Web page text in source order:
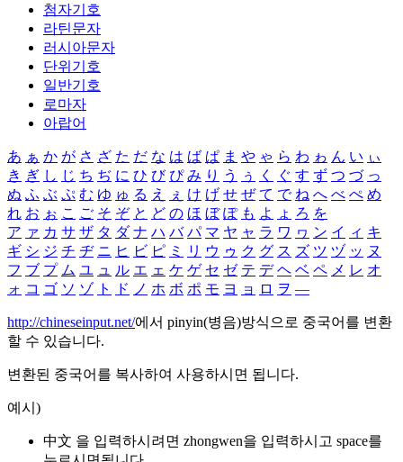
첨자기호
라틴문자
러시아문자
단위기호
일반기호
로마자
아랍어
あ ぁ か が さ ざ た だ な は ば ぱ ま や ゃ ら わ ゎ ん い ぃ
き ぎ し じ ち ぢ に ひ び ぴ み り う ぅ く ぐ す ず つ づ っ
ぬ ふ ぶ ぷ む ゆ ゅ る え ぇ け げ せ ぜ て で ね へ べ ぺ め
れ お ぉ こ ご そ ぞ と ど の ほ ぼ ぽ も よ ょ ろ を
ア ァ カ サ ザ タ ダ ナ ハ バ パ マ ヤ ャ ラ ワ ヮ ン イ ィ キ
ギ シ ジ チ ヂ ニ ヒ ビ ピ ミ リ ウ ゥ ク グ ス ズ ツ ヅ ッ ヌ
フ ブ プ ム ユ ュ ル エ ェ ケ ゲ セ ゼ テ デ ヘ ベ ペ メ レ オ
ォ コ ゴ ソ ゾ ト ド ノ ホ ボ ポ モ ヨ ョ ロ ヲ ―
http://chineseinput.net/에서 pinyin(병음)방식으로 중국어를 변환
할 수 있습니다.
변환된 중국어를 복사하여 사용하시면 됩니다.
예시)
中文 을 입력하시려면 zhongwen을 입력하시고 space를